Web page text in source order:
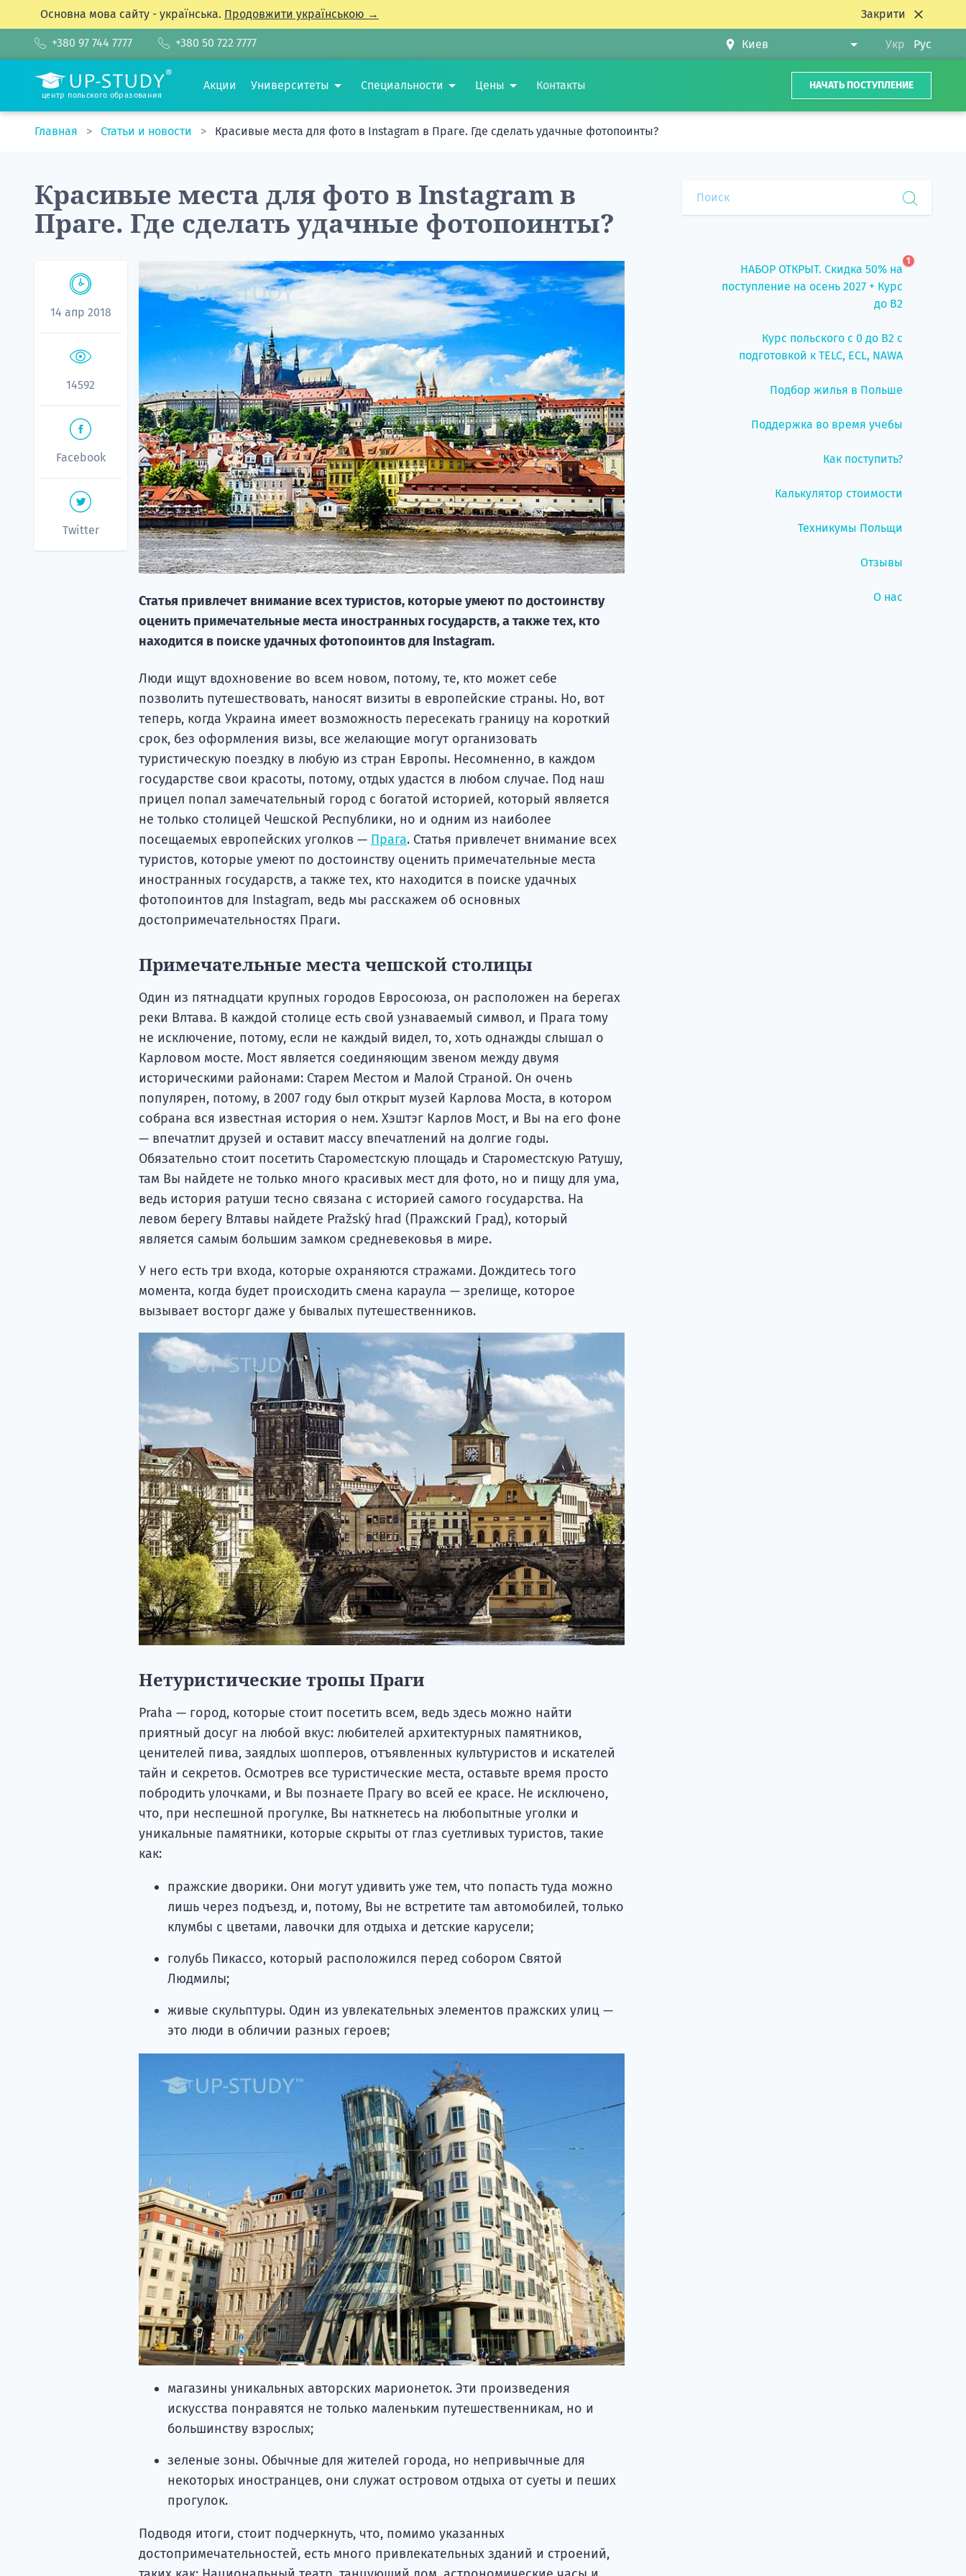
Основна мова сайту - українська. Продовжити українською → Закрити
+380 97 744 7777 +380 50 722 7777 Укр Рус
центр польского образования
Акции Университеты Специальности Цены Контакты НАЧАТЬ ПОСТУПЛЕНИЕ
Главная Статьи и новости Красивые места для фото в Instagram в Праге. Где сделать удачные фотопоинты?
Красивые места для фото в Instagram в
Праге. Где сделать удачные фотопоинты?
14 апр 2018
14592
Facebook
Twitter
Статья привлечет внимание всех туристов, которые умеют по достоинству
оценить примечательные места иностранных государств, а также тех, кто
находится в поиске удачных фотопоинтов для Instagram.
Люди ищут вдохновение во всем новом, потому, те, кто может себе
позволить путешествовать, наносят визиты в европейские страны. Но, вот
теперь, когда Украина имеет возможность пересекать границу на короткий
срок, без оформления визы, все желающие могут организовать
туристическую поездку в любую из стран Европы. Несомненно, в каждом
государстве свои красоты, потому, отдых удастся в любом случае. Под наш
прицел попал замечательный город с богатой историей, который является
не только столицей Чешской Республики, но и одним из наиболее
посещаемых европейских уголков — Прага. Статья привлечет внимание всех
туристов, которые умеют по достоинству оценить примечательные места
иностранных государств, а также тех, кто находится в поиске удачных
фотопоинтов для Instagram, ведь мы расскажем об основных
достопримечательностях Праги.
Примечательные места чешской столицы
Один из пятнадцати крупных городов Евросоюза, он расположен на берегах
реки Влтава. В каждой столице есть свой узнаваемый символ, и Прага тому
не исключение, потому, если не каждый видел, то, хоть однажды слышал о
Карловом мосте. Мост является соединяющим звеном между двумя
историческими районами: Старем Местом и Малой Страной. Он очень
популярен, потому, в 2007 году был открыт музей Карлова Моста, в котором
собрана вся известная история о нем. Хэштэг Карлов Мост, и Вы на его фоне
— впечатлит друзей и оставит массу впечатлений на долгие годы.
Обязательно стоит посетить Староместскую площадь и Староместскую Ратушу,
там Вы найдете не только много красивых мест для фото, но и пищу для ума,
ведь история ратуши тесно связана с историей самого государства. На
левом берегу Влтавы найдете Pražský hrad (Пражский Град), который
является самым большим замком средневековья в мире.
У него есть три входа, которые охраняются стражами. Дождитесь того
момента, когда будет происходить смена караула — зрелище, которое
вызывает восторг даже у бывалых путешественников.
Нетуристические тропы Праги
Praha — город, которые стоит посетить всем, ведь здесь можно найти
приятный досуг на любой вкус: любителей архитектурных памятников,
ценителей пива, заядлых шопперов, отъявленных культуристов и искателей
тайн и секретов. Осмотрев все туристические места, оставьте время просто
побродить улочками, и Вы познаете Прагу во всей ее красе. Не исключено,
что, при неспешной прогулке, Вы наткнетесь на любопытные уголки и
уникальные памятники, которые скрыты от глаз суетливых туристов, такие
как:
пражские дворики. Они могут удивить уже тем, что попасть туда можно
лишь через подъезд, и, потому, Вы не встретите там автомобилей, только
клумбы с цветами, лавочки для отдыха и детские карусели;
голубь Пикассо, который расположился перед собором Святой
Людмилы;
живые скульптуры. Один из увлекательных элементов пражских улиц —
это люди в обличии разных героев;
магазины уникальных авторских марионеток. Эти произведения
искусства понравятся не только маленьким путешественникам, но и
большинству взрослых;
зеленые зоны. Обычные для жителей города, но непривычные для
некоторых иностранцев, они служат островом отдыха от суеты и пеших
прогулок.
Подводя итоги, стоит подчеркнуть, что, помимо указанных
достопримечательностей, есть много привлекательных зданий и строений,
НАБОР ОТКРЫТ. Скидка 50% на
поступление на осень 2027 + Курс
до B2
1
Курс польского с 0 до B2 с
подготовкой к TELC, ECL, NAWA
Подбор жилья в Польше
Поддержка во время учебы
Как поступить?
Калькулятор стоимости
Техникумы Польщи
Отзывы
О нас